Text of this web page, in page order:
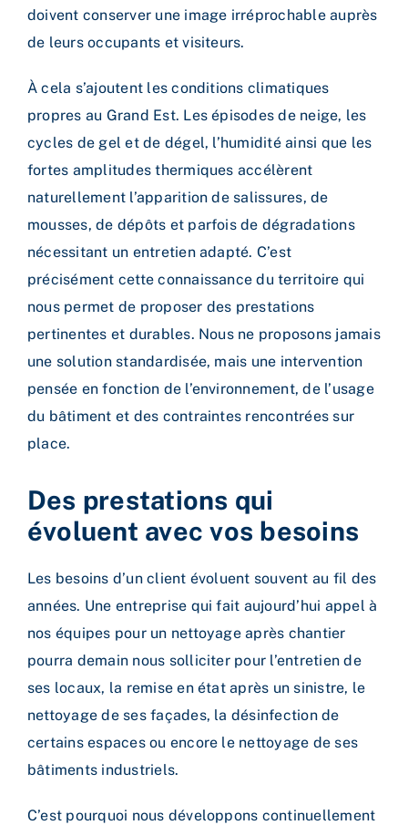
doivent conserver une image irréprochable auprès
de leurs occupants et visiteurs.
À cela s’ajoutent les conditions climatiques
propres au Grand Est. Les épisodes de neige, les
cycles de gel et de dégel, l’humidité ainsi que les
fortes amplitudes thermiques accélèrent
naturellement l’apparition de salissures, de
mousses, de dépôts et parfois de dégradations
nécessitant un entretien adapté. C’est
précisément cette connaissance du territoire qui
nous permet de proposer des prestations
pertinentes et durables. Nous ne proposons jamais
une solution standardisée, mais une intervention
pensée en fonction de l’environnement, de l’usage
du bâtiment et des contraintes rencontrées sur
place.
Des prestations qui
évoluent avec vos besoins
Les besoins d’un client évoluent souvent au fil des
années. Une entreprise qui fait aujourd’hui appel à
nos équipes pour un nettoyage après chantier
pourra demain nous solliciter pour l’entretien de
ses locaux, la remise en état après un sinistre, le
nettoyage de ses façades, la désinfection de
certains espaces ou encore le nettoyage de ses
bâtiments industriels.
C’est pourquoi nous développons continuellement